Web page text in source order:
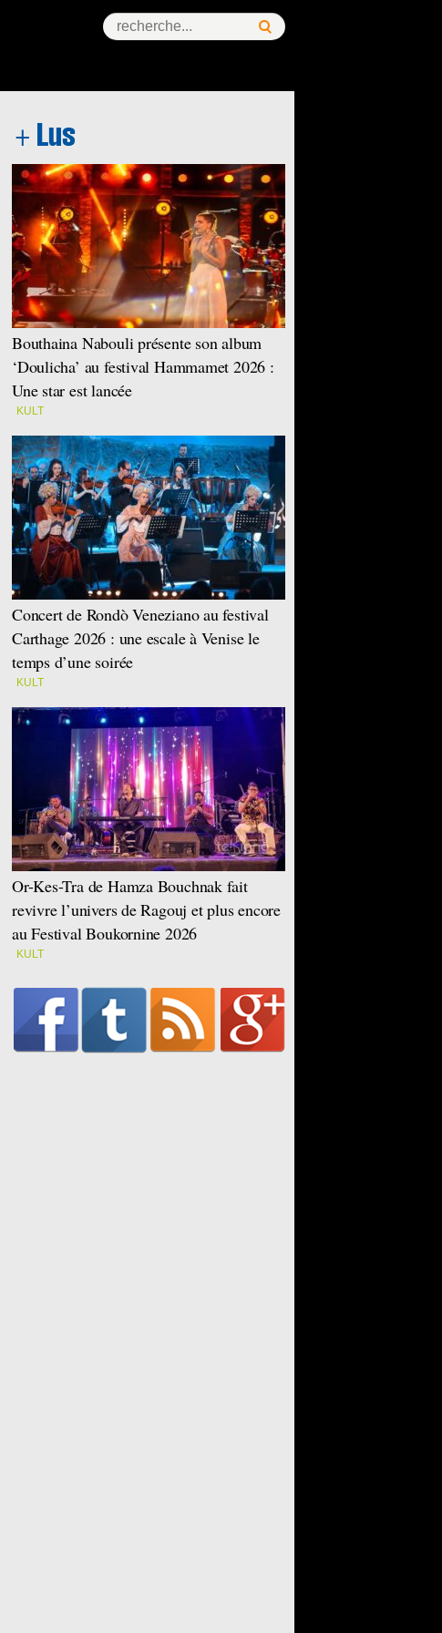
Bouthaina Nabouli présente son album
‘Doulicha’ au festival Hammamet 2026 :
Une star est lancée
KULT
Concert de Rondò Veneziano au festival
Carthage 2026 : une escale à Venise le
temps d’une soirée
KULT
Or-Kes-Tra de Hamza Bouchnak fait
revivre l’univers de Ragouj et plus encore
au Festival Boukornine 2026
KULT